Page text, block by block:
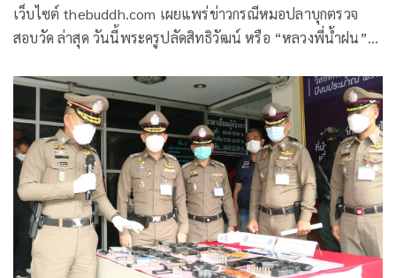
เว็บไซต์ thebuddh.com เผยแพร่ข่าวกรณีหมอปลาบุกตรวจ
สอบวัด ล่าสุด วันนี้พระครูปลัดสิทธิวัฒน์ หรือ “หลวงพี่น้ำฝน”
วงการสงฆ์ในช่วงหลายวันที่ผ่านมา หลัง “หมอปลา” นำทีมงาน
ไลฟ์สดและสื่อหลายแขนง